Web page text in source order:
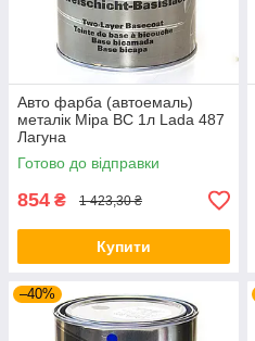
Авто фарба (автоемаль)
металік Mipa BC 1л Lada 487
Лагуна
Готово до відправки
854 ₴ 1 423,30 ₴
Купити
–40%